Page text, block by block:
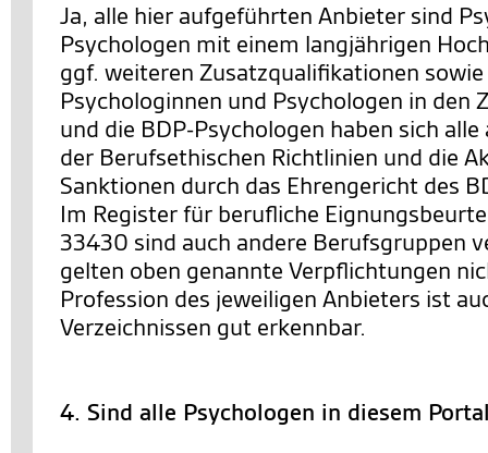
Ja, alle hier aufgeführten Anbieter sind
Psychologen mit einem langjährigen
ggf. weiteren Zusatzqualifikationen
Psychologinnen und Psychologen in den
und die BDP-Psychologen haben sich
der Berufsethischen Richtlinien und die
Sanktionen durch das Ehrengericht des
Im Register für berufliche
33430 sind auch andere Berufsgruppen
gelten oben genannte Verpflichtungen
Profession des jeweiligen Anbieters ist
Verzeichnissen gut erkennbar.
4. Sind alle Psychologen in diesem